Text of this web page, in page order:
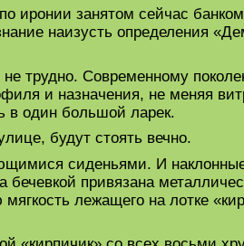
иронии занятом сейчас
наизусть определения
трудно. Современному
и назначения, не меняя
в один большой ларек.
будут стоять вечно.
сиденьями. И
привязана
лежащего на лотке